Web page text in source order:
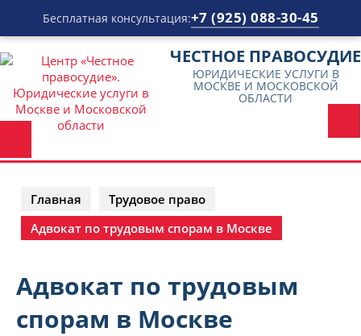
Бесплатная консультация:+7 (925) 088-30-45
Перейти
к
содержимому
ЧЕСТНОЕ ПРАВОСУДИЕ
ЮРИДИЧЕСКИЕ УСЛУГИ В
МОСКВЕ И МОСКОВСКОЙ
ОБЛАСТИ
Главная
Трудовое право
Адвокат по трудовым спорам в Москве
Адвокат по трудовым
спорам в Москве